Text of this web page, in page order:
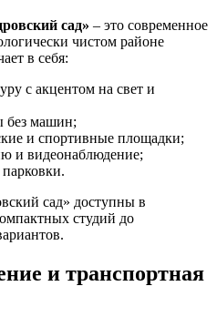
сад» – это современное
чистом районе
в себя:
с акцентом на свет и
без машин;
и спортивные площадки;
и видеонаблюдение;
сад» доступны в
студий до
и транспортная